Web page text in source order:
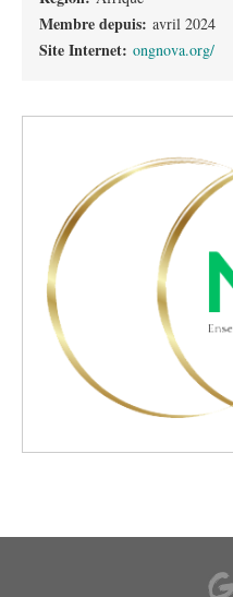
Membre depuis: avril 2024
Site Internet: ongnova.org/